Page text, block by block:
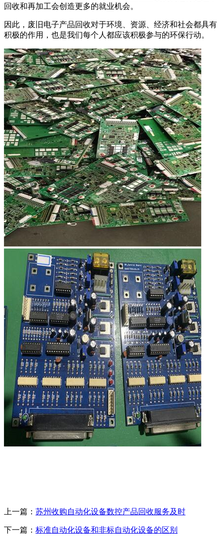
回收和再加工会创造更多的就业机会。
因此，废旧电子产品回收对于环境、资源、经济和社会都具有
积极的作用，也是我们每个人都应该积极参与的环保行动。
上一篇： 苏州收购自动化设备数控产品回收服务及时
下一篇： 标准自动化设备和非标自动化设备的区别